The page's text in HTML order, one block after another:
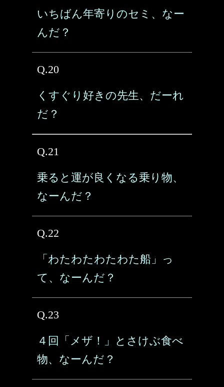
いちばん年寄りのセミ、なー
んだ？
Q.20
くすぐり好きの先生、だーれ
だ？
Q.21
乗ると運が良くなる乗り物、
なーんだ？
Q.22
「わたわたわたわた船」っ
て、なーんだ？
Q.23
４回「メザ！」とさけぶ食べ
物、なーんだ？